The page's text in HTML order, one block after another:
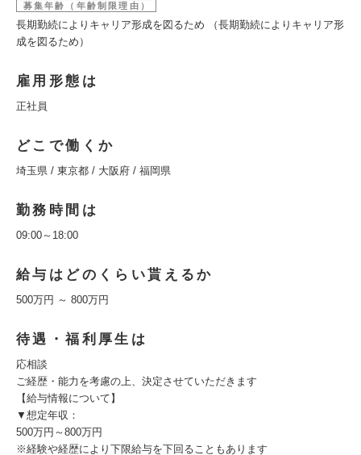
募集年齢（年齢制限理由）
長期勤続によりキャリア形成を図るため （長期勤続によりキャリア形
成を図るため）
雇用形態は
正社員
どこで働くか
埼玉県 / 東京都 / 大阪府 / 福岡県
勤務時間は
09:00～18:00
給与はどのくらい貰えるか
500万円 ～ 800万円
待遇・福利厚生は
応相談
ご経歴・能力を考慮の上、決定させていただきます
【給与情報について】
▼想定年収：
500万円～800万円
※経験や経歴により下限給与を下回ることもあります